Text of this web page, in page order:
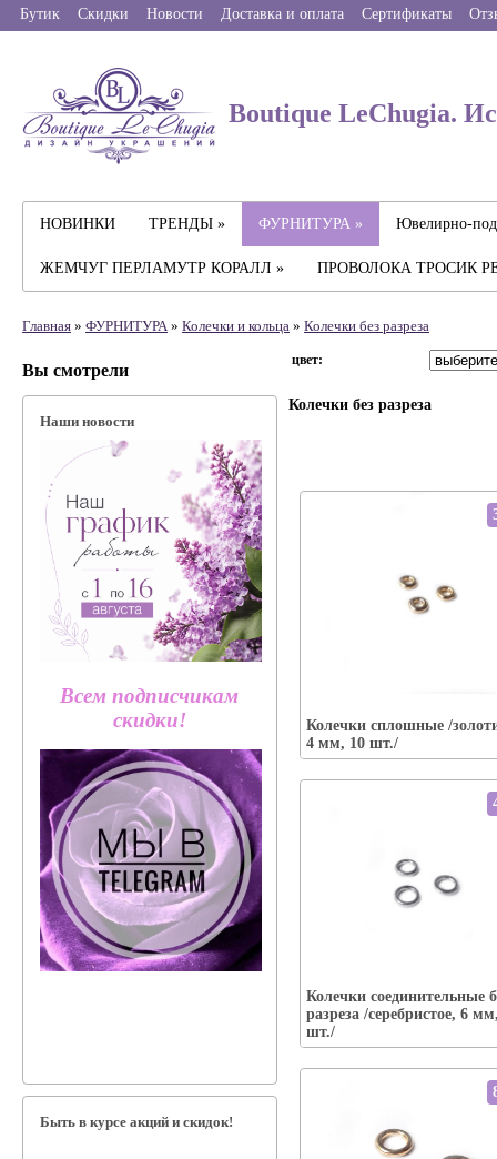
Бутик Скидки Новости Доставка и оплата Сертификаты
Boutique LeChugia.
НОВИНКИ ТРЕНДЫ » ФУРНИТУРА » Ювелирно-
ЖЕМЧУГ ПЕРЛАМУТР КОРАЛЛ » ПРОВОЛОКА ТРОСИК
Главная » ФУРНИТУРА» Колечки и кольца » Колечки без разреза
Вы смотрели
Наши новости
Всем подписчикам
скидки!
Быть в курсе акций и скидок!
цвет:
Колечки без разреза
Колечки сплошные /
4 мм, 10 шт./
В корзину
Колечки соединительные
разреза /серебристое, 6
шт./
Наличие:есть
В корзину